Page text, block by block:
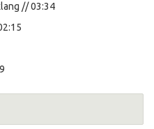
// 03:34